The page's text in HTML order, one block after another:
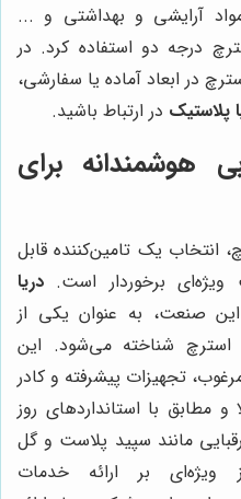
آرایشی و بهداشتی و ...
درجه دو استفاده کرد. در
در ابعاد آماده یا سفارشی،
پلاستیک در ارتباط باشید.
هوشمندانه برای
انتخاب یک تامین‌کننده قابل
برخوردار است. دریا
صنعت، به عنوان یکی از
استرچ شناخته می‌شود. این
تجهیزات پیشرفته و کادر
مطابق با استانداردهای روز
مانند سپید پلاست و گل
ویژه‌ای بر ارائه خدمات